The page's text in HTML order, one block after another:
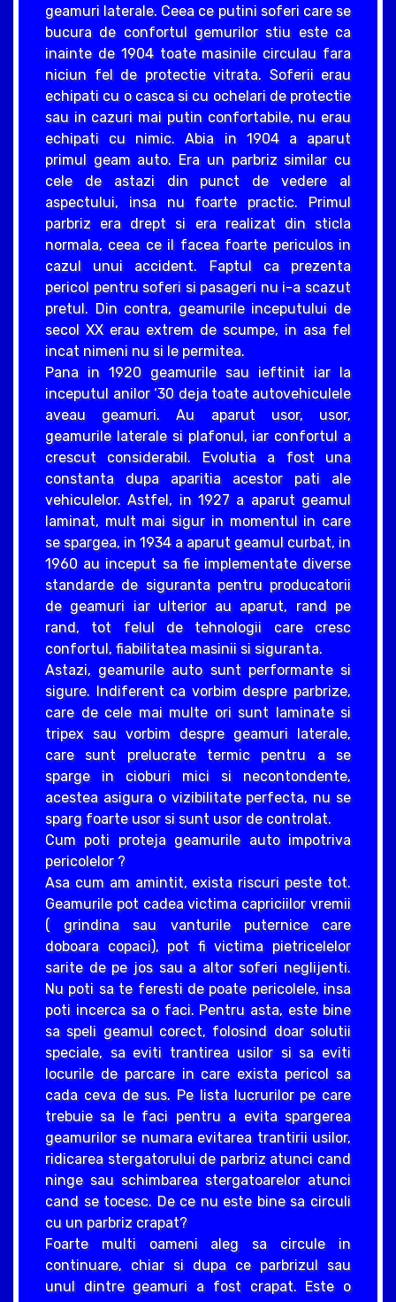
geamuri laterale. Ceea ce putini soferi care se
bucura de confortul gemurilor stiu este ca
inainte de 1904 toate masinile circulau fara
niciun fel de protectie vitrata. Soferii erau
echipati cu o casca si cu ochelari de protectie
sau in cazuri mai putin confortabile, nu erau
echipati cu nimic. Abia in 1904 a aparut
primul geam auto. Era un parbriz similar cu
cele de astazi din punct de vedere al
aspectului, insa nu foarte practic. Primul
parbriz era drept si era realizat din sticla
normala, ceea ce il facea foarte periculos in
cazul unui accident. Faptul ca prezenta
pericol pentru soferi si pasageri nu i-a scazut
pretul. Din contra, geamurile inceputului de
secol XX erau extrem de scumpe, in asa fel
incat nimeni nu si le permitea.
Pana in 1920 geamurile sau ieftinit iar la
inceputul anilor ‘30 deja toate autovehiculele
aveau geamuri. Au aparut usor, usor,
geamurile laterale si plafonul, iar confortul a
crescut considerabil. Evolutia a fost una
constanta dupa aparitia acestor pati ale
vehiculelor. Astfel, in 1927 a aparut geamul
laminat, mult mai sigur in momentul in care
se spargea, in 1934 a aparut geamul curbat, in
1960 au inceput sa fie implementate diverse
standarde de siguranta pentru producatorii
de geamuri iar ulterior au aparut, rand pe
rand, tot felul de tehnologii care cresc
confortul, fiabilitatea masinii si siguranta.
Astazi, geamurile auto sunt performante si
sigure. Indiferent ca vorbim despre parbrize,
care de cele mai multe ori sunt laminate si
tripex sau vorbim despre geamuri laterale,
care sunt prelucrate termic pentru a se
sparge in cioburi mici si necontondente,
acestea asigura o vizibilitate perfecta, nu se
sparg foarte usor si sunt usor de controlat.
Cum poti proteja geamurile auto impotriva
pericolelor ?
Asa cum am amintit, exista riscuri peste tot.
Geamurile pot cadea victima capriciilor vremii
( grindina sau vanturile puternice care
doboara copaci), pot fi victima pietricelelor
sarite de pe jos sau a altor soferi neglijenti.
Nu poti sa te feresti de poate pericolele, insa
poti incerca sa o faci. Pentru asta, este bine
sa speli geamul corect, folosind doar solutii
speciale, sa eviti trantirea usilor si sa eviti
locurile de parcare in care exista pericol sa
cada ceva de sus. Pe lista lucrurilor pe care
trebuie sa le faci pentru a evita spargerea
geamurilor se numara evitarea trantirii usilor,
ridicarea stergatorului de parbriz atunci cand
ninge sau schimbarea stergatoarelor atunci
cand se tocesc. De ce nu este bine sa circuli
cu un parbriz crapat?
Foarte multi oameni aleg sa circule in
continuare, chiar si dupa ce parbrizul sau
unul dintre geamuri a fost crapat. Este o